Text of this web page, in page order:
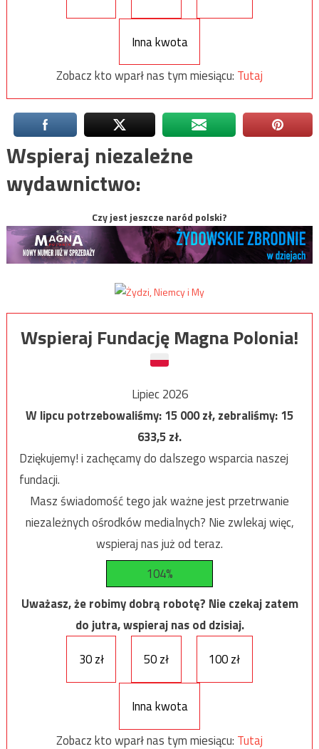
Inna kwota
Zobacz kto wparł nas tym miesiącu: Tutaj
Wspieraj niezależne
wydawnictwo:
Czy jest jeszcze naród polski?
Wspieraj Fundację Magna Polonia!
Lipiec 2026
W lipcu potrzebowaliśmy:15 000zł, zebraliśmy:15
633,5zł.
Dziękujemy! i zachęcamy do dalszego wsparcia naszej
fundacji.
Masz świadomość tego jak ważne jest przetrwanie
niezależnych ośrodków medialnych? Nie zwlekaj więc,
wspieraj nas już od teraz.
104%
Uważasz, że robimy dobrą robotę? Nie czekaj zatem
do jutra, wspieraj nas od dzisiaj.
30 zł
50 zł 100 zł
Inna kwota
Zobacz kto wparł nas tym miesiącu: Tutaj